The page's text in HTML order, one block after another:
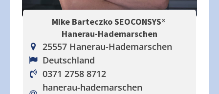
Mike Barteczko SEOCONSYS®
Hanerau-Hademarschen
25557 Hanerau-Hademarschen
Deutschland
0371 2758 8712
hanerau-hademarschen